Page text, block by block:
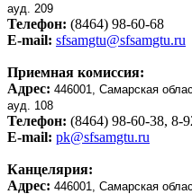
ауд. 209
Телефон: (8464) 98-60-68
E-mail: sfsamgtu@sfsamgtu.ru
Приемная комиссия:
Адрес: 446001, Самарская
ауд. 108
Телефон: (8464) 98-60-38, 8-
E-mail: pk@sfsamgtu.ru
Канцелярия:
Адрес: 446001, Самарская